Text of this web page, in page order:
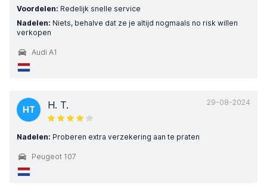
Voordelen: Redelijk snelle service
Nadelen: Niets, behalve dat ze je altijd nogmaals no risk willen
verkopen
Audi A1
29-08-2024
HT H. T.
Nadelen: Proberen extra verzekering aan te praten
Peugeot 107